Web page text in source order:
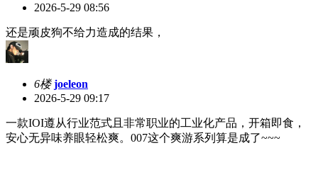
2026-5-29 08:56
还是顽皮狗不给力造成的结果，
6楼 joeleon
2026-5-29 09:17
一款IOI遵从行业范式且非常职业的工业化产品，开箱即食，
安心无异味养眼轻松爽。007这个爽游系列算是成了~~~